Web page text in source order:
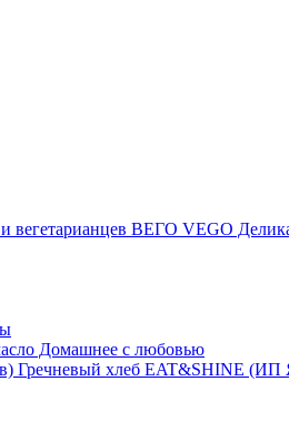
ВЕГО VEGO
Домашнее с любовью
Гречневый хлеб EAT&SHINE (ИП